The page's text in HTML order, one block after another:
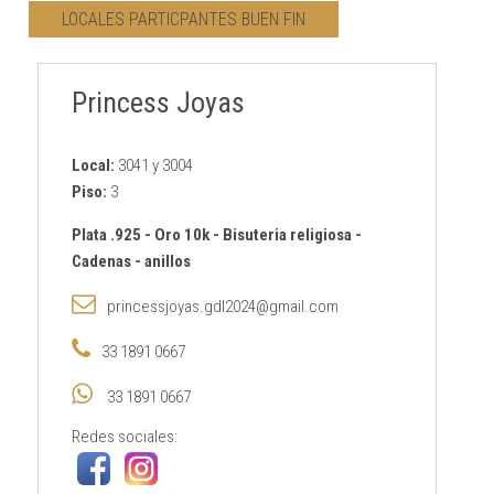
CONTACTO
AVISO PRIVACIDAD
LOCALES PARTICPANTES BUEN FIN
Princess Joyas
Local: 3041 y 3004
Piso: 3
Plata .925 - Oro 10k- Bisuteria religiosa-
Cadenas- anillos
princessjoyas.gdl2024@gmail.com
33 1891 0667
33 1891 0667
Redes sociales: